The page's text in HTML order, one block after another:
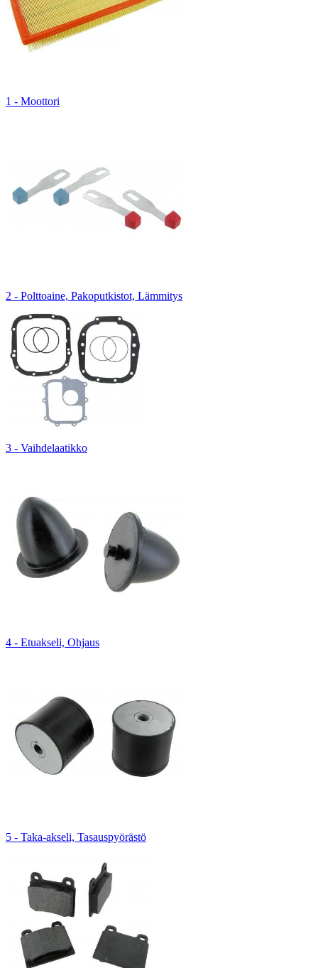
1 - Moottori
2 - Polttoaine, Pakoputkistot, Lämmitys
3 - Vaihdelaatikko
4 - Etuakseli, Ohjaus
5 - Taka-akseli, Tasauspyörästö